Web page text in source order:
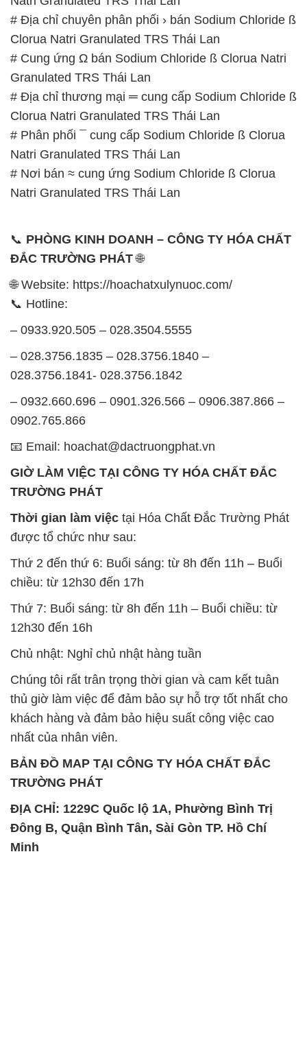
# Địa chỉ thương mại ═ cung cấp Sodium Chloride ß
Clorua Natri Granulated TRS Thái Lan
# Phân phối ¯ cung cấp Sodium Chloride ß Clorua
Natri Granulated TRS Thái Lan
# Nơi bán ≈ cung ứng Sodium Chloride ß Clorua
Natri Granulated TRS Thái Lan
📞PHÒNG KINH DOANH – CÔNG TY HÓA CHẤT
ĐẮC TRƯỜNG PHÁT 🌐
🌐 Website: https://hoachatxulynuoc.com/
– 0933.920.505 – 028.3504.5555
028.3756.1841- 028.3756.1842
0902.765.866
📧 Email: hoachat@dactruongphat.vn
TRƯỜNG PHÁT
được tổ chức như sau:
Thứ 2 đến thứ 6: Buổi sáng: từ 8h đến 11h – Buổi
chiều: từ 12h30 đến 17h
Thứ 7: Buổi sáng: từ 8h đến 11h – Buổi chiều: từ
12h30 đến 16h
Chủ nhật: Nghỉ chủ nhật hàng tuần
thủ giờ làm việc để đảm bảo sự hỗ trợ tốt nhất cho
khách hàng và đảm bảo hiệu suất công việc cao
nhất của nhân viên.
BẢN ĐỒ MAP TẠI CÔNG TY HÓA CHẤT ĐẮC
TRƯỜNG PHÁT
ĐỊA CHỈ: 1229C Quốc lộ 1A, Phường Bình Trị
Đông B, Quận Bình Tân, Sài Gòn TP. Hồ Chí
Minh